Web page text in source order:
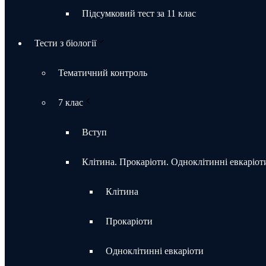
Підсумковий тест за 11 клас
Тести з біології
Тематичний контроль
7 клас
Вступ
Клітина. Прокаріоти. Одноклітинні
Клітина
Прокаріоти
Одноклітинні евкаріоти